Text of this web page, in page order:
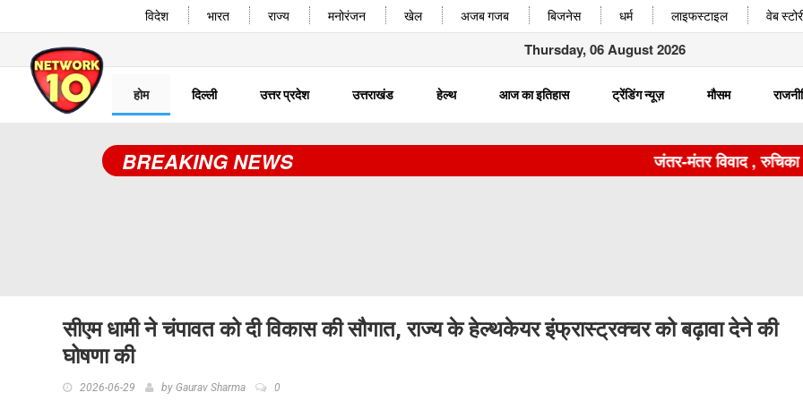
विदेश भारत राज्य मनोरंजन खेल अजब गजब बिजनेस धर्म लाइफस्टाइल वेब
Thursday, 06 August 2026
होम दिल्ली उत्तर प्रदेश उत्तराखंड हेल्थ आज का इतिहास ट्रेंडिंग न्यूज़ मौसम
BREAKING NEWS जंतर-मंतर विवाद , रुचिका सिंह
सीएम धामी ने चंपावत को दी विकास की सौगात, राज्य के हेल्थकेयर इंफ्रास्ट्रक्चर को बढ़ावा देने की
घोषणा की
2026-06-29 by Gaurav Sharma 0